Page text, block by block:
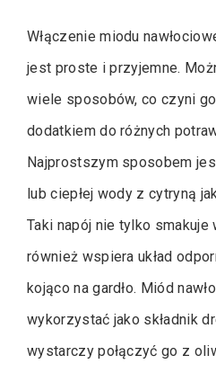
Włączenie miodu
jest proste i przyjemne.
wiele sposobów, co czyni
dodatkiem do różnych
Najprostszym sposobem
lub ciepłej wody z cytryną
Taki napój nie tylko smakuje
również wspiera układ
kojąco na gardło. Miód
wykorzystać jako składnik
wystarczy połączyć go z